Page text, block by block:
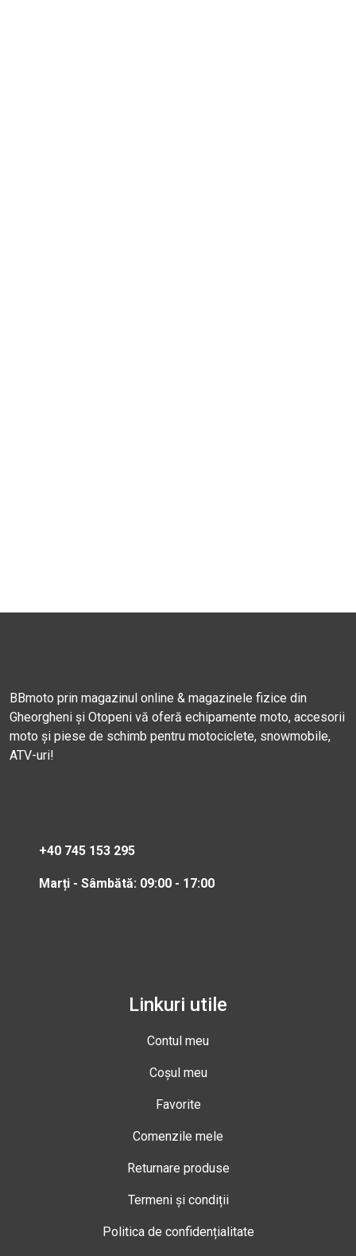
BBmoto prin magazinul online & magazinele fizice din
Gheorgheni și Otopeni vă oferă echipamente moto, accesorii
moto și piese de schimb pentru motociclete, snowmobile,
ATV-uri!
+40 745 153 295
Marți - Sâmbătă: 09:00 - 17:00
Linkuri utile
Contul meu
Coșul meu
Favorite
Comenzile mele
Returnare produse
Termeni și condiții
Politica de confidențialitate